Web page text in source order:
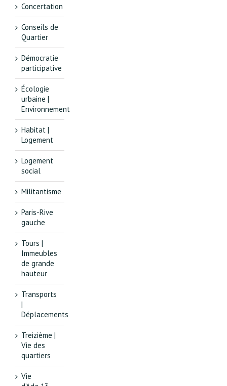
Concertation
Conseils de
Quartier
Démocratie
participative
Écologie
urbaine |
Environnement
Habitat |
Logement
Logement
social
Militantisme
Paris-Rive
gauche
Tours |
Immeubles
de grande
hauteur
Transports
|
Déplacements
Treizième |
Vie des
quartiers
Vie